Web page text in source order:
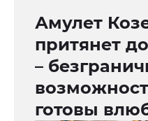
Амулет
притянет
–
готовы